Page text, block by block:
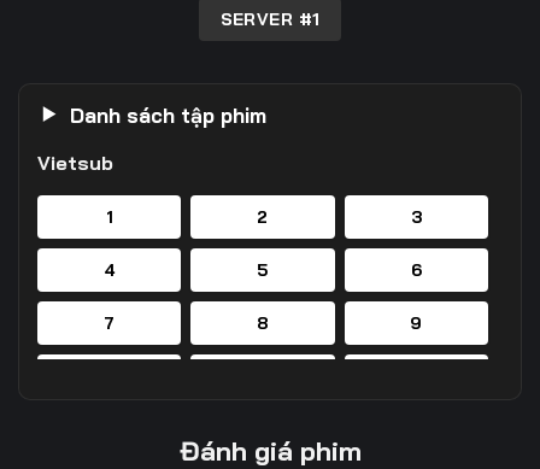
SERVER #1
Danh sách tập phim
Vietsub
1 2 3
4 5 6
7 8 9
Đánh giá phim